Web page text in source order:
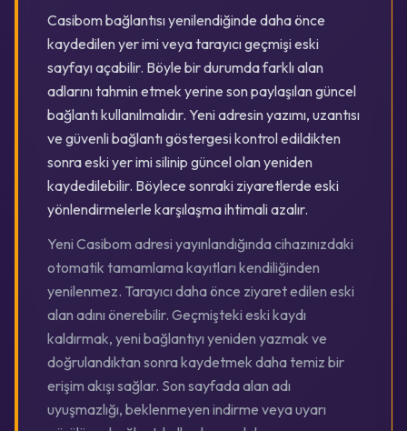
Casibom bağlantısı yenilendiğinde daha önce
kaydedilen yer imi veya tarayıcı geçmişi eski
sayfayı açabilir. Böyle bir durumda farklı alan
adlarını tahmin etmek yerine son paylaşılan güncel
bağlantı kullanılmalıdır. Yeni adresin yazımı, uzantısı
ve güvenli bağlantı göstergesi kontrol edildikten
sonra eski yer imi silinip güncel olan yeniden
kaydedilebilir. Böylece sonraki ziyaretlerde eski
yönlendirmelerle karşılaşma ihtimali azalır.
Yeni Casibom adresi yayınlandığında cihazınızdaki
otomatik tamamlama kayıtları kendiliğinden
yenilenmez. Tarayıcı daha önce ziyaret edilen eski
alan adını önerebilir. Geçmişteki eski kaydı
kaldırmak, yeni bağlantıyı yeniden yazmak ve
doğrulandıktan sonra kaydetmek daha temiz bir
erişim akışı sağlar. Son sayfada alan adı
uyuşmazlığı, beklenmeyen indirme veya uyarı